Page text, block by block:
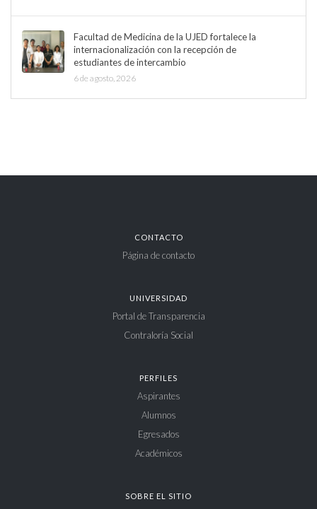
Facultad de Medicina de la UJED fortalece la
internacionalización con la recepción de
estudiantes de intercambio
6 de agosto, 2026
CONTACTO
Página de contacto
UNIVERSIDAD
Portal de Transparencia
Contraloría Social
PERFILES
Aspirantes
Alumnos
Egresados
Académicos
SOBRE EL SITIO